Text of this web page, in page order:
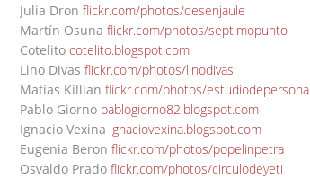
Julia Dron flickr.com/photos/desenjaule
Martín Osuna flickr.com/photos/septimopunto
Cotelito cotelito.blogspot.com
Lino Divas flickr.com/photos/linodivas
Matías Killian flickr.com/photos/estudiodepersona
Pablo Giorno pablogiorno82.blogspot.com
Ignacio Vexina ignaciovexina.blogspot.com
Eugenia Beron flickr.com/photos/popelinpetra
Osvaldo Prado flickr.com/photos/circulodeyeti